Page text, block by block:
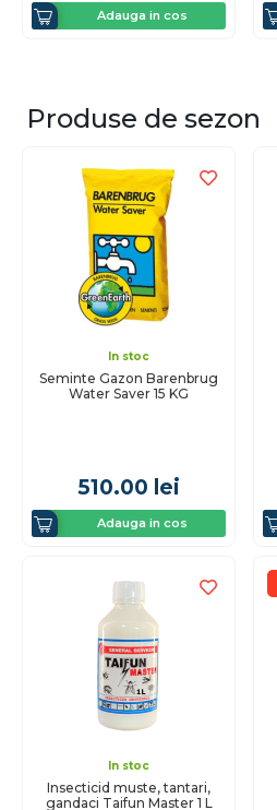
Adauga in cos
Produse de sezon
In stoc
Seminte Gazon Barenbrug
Water Saver 15 KG
510.00 lei
Adauga in cos
In stoc
Insecticid muste, tantari,
gandaci Taifun Master 1 L